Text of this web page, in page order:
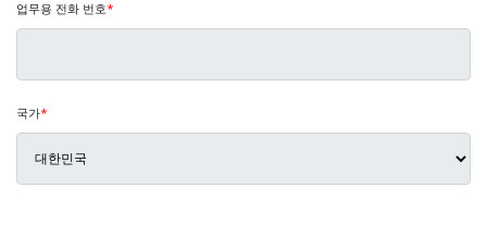
업무용 전화 번호*
국가*